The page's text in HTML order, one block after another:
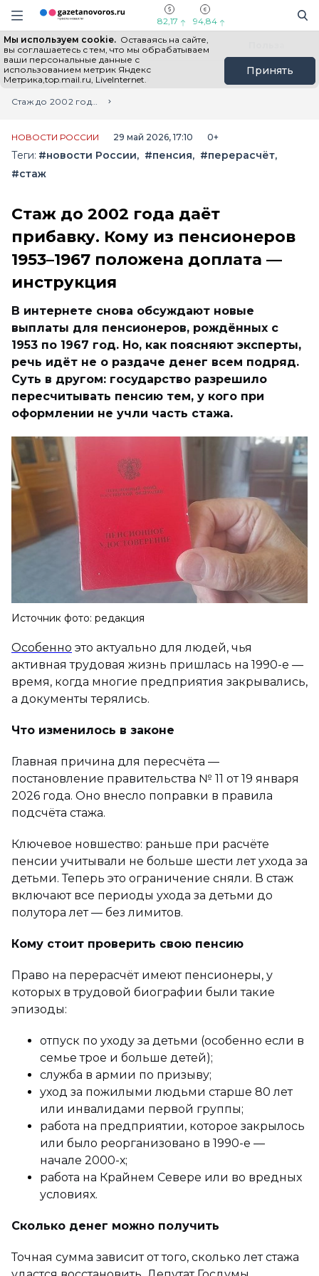
Информационный портал "ГазетаНоворос.ру"
Навигация сайта
82,17 94,84
Мы используем cookie. Оставаясь на сайте,
вы соглашаетесь с тем, что мы обрабатываем
ваши персональные данные с
использованием метрик Яндекс
Метрика,top.mail.ru, LiveInternet.
Принять
Все новости Новости России
Главная
Лента новостей
Стаж до 2002 года даёт прибавку. Кому из пенсионеров 1953–1967 положена доплата — инструкция
НОВОСТИ РОССИИ 29 май 2026, 17:10 0+
Теги: #новости России #пенсия
#перерасчёт
#стаж
Стаж до 2002 года даёт
прибавку. Кому из пенсионеров
1953–1967 положена доплата —
инструкция
В интернете снова обсуждают новые
выплаты для пенсионеров, рождённых с
1953 по 1967 год. Но, как поясняют эксперты,
речь идёт не о раздаче денег всем подряд.
Суть в другом: государство разрешило
пересчитывать пенсию тем, у кого при
оформлении не учли часть стажа.
Источник фото: редакция
Особенно это актуально для людей, чья
активная трудовая жизнь пришлась на 1990-е —
время, когда многие предприятия закрывались,
а документы терялись.
Что изменилось в законе
Главная причина для пересчёта —
постановление правительства № 11 от 19 января
2026 года. Оно внесло поправки в правила
подсчёта стажа.
Ключевое новшество: раньше при расчёте
пенсии учитывали не больше шести лет ухода за
детьми. Теперь это ограничение сняли. В стаж
включают все периоды ухода за детьми до
полутора лет — без лимитов.
Кому стоит проверить свою пенсию
Право на перерасчёт имеют пенсионеры, у
которых в трудовой биографии были такие
эпизоды:
отпуск по уходу за детьми (особенно если в
семье трое и больше детей);
служба в армии по призыву;
уход за пожилыми людьми старше 80 лет
или инвалидами первой группы;
работа на предприятии, которое закрылось
или было реорганизовано в 1990-е —
начале 2000-х;
работа на Крайнем Севере или во вредных
условиях.
Сколько денег можно получить
Точная сумма зависит от того, сколько лет стажа